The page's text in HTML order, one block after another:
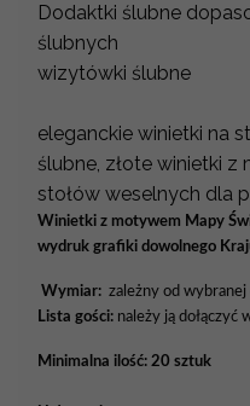
Dodaktki ślubne
ślubnych
wizytówki ślubne
eleganckie winietki na
ślubne, złote winietki z
stołów weselnych dla
Winietki z motywem Mapy
wydruk grafiki dowolnego
Wymiar: zależny od
Lista gości: należy ją dołączyć
Minimalna ilość: 20 sztuk